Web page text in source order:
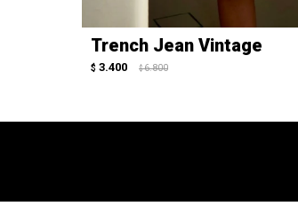
Trench Jean Vintage
$ 3.400 $ 6.800